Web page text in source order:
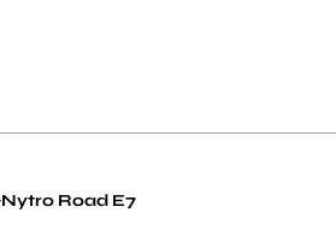
Nytro Road E7